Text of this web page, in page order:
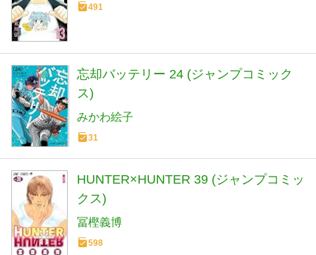
491
忘却バッテリー 24 (ジャンプコミック
ス)
みかわ絵子
31
HUNTER×HUNTER 39 (ジャンプコミッ
クス)
冨樫義博
598